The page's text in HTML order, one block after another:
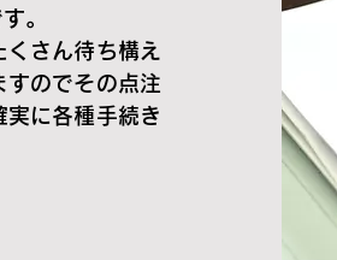
。
さん待ち構え
すのでその点注
に各種手続き